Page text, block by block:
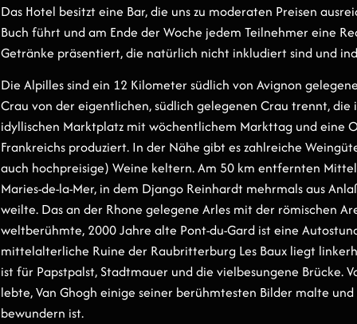
Das Hotel besitzt eine Bar, die uns zu moderaten Preisen
Buch führt und am Ende der Woche jedem Teilnehmer eine
Getränke präsentiert, die natürlich nicht inkludiert sind und
Die Alpilles sind ein 12 Kilometer südlich von Avignon
Crau von der eigentlichen, südlich gelegenen Crau trennt,
idyllischen Marktplatz mit wöchentlichem Markttag und eine
Frankreichs produziert. In der Nähe gibt es zahlreiche
auch hochpreisige) Weine keltern. Am 50 km entfernten
Maries-de-la-Mer, in dem Django Reinhardt mehrmals aus
weilte. Das an der Rhone gelegene Arles mit der römischen
weltberühmte, 2000 Jahre alte Pont-du-Gard ist eine
mittelalterliche Ruine der Raubritterburg Les Baux liegt
ist für Papstpalst, Stadtmauer und die vielbesungene Brücke.
lebte, Van Ghogh einige seiner berühmtesten Bilder malte
bewundern ist.